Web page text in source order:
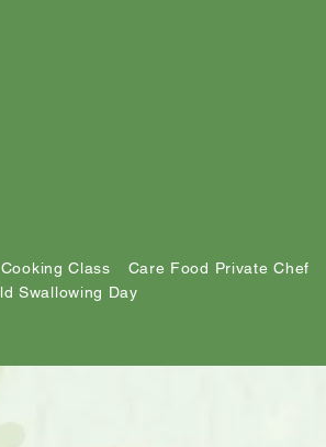
Class Care Food Private Chef
Swallowing Day